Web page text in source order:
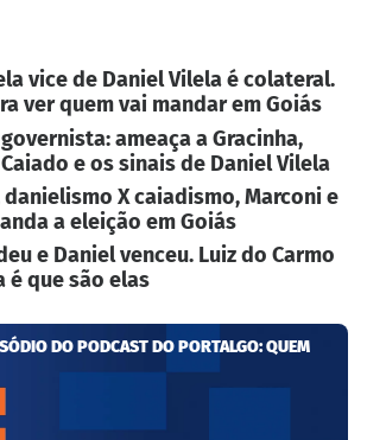
vice de Daniel Vilela é colateral.
ver quem vai mandar em Goiás
ameaça a Gracinha,
e os sinais de Daniel Vilela
danielismo X caiadismo, Marconi e
a eleição em Goiás
e Daniel venceu. Luiz do Carmo
é que são elas
DO PODCAST DO PORTALGO: QUEM